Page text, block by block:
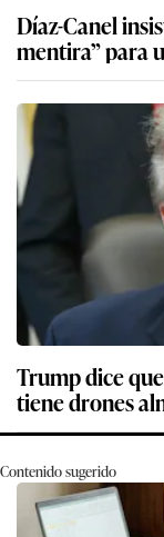
Díaz-Canel
mentira” para
Trump dice
tiene drones
Contenido sugerido